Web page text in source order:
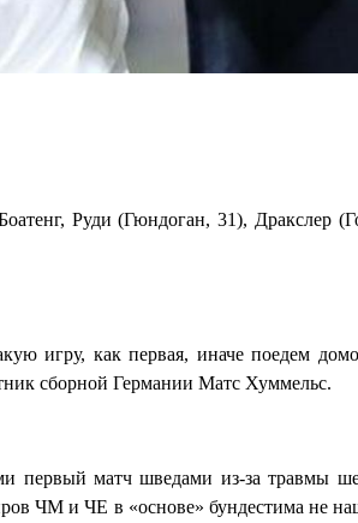
Руди (Гюндоган, 31), Дракслер
игру, как первая, иначе поедем
сборной Германии Матс Хуммельс.
первый матч шведами из-за травмы
ЧМ и ЧЕ в «основе» бундестима не